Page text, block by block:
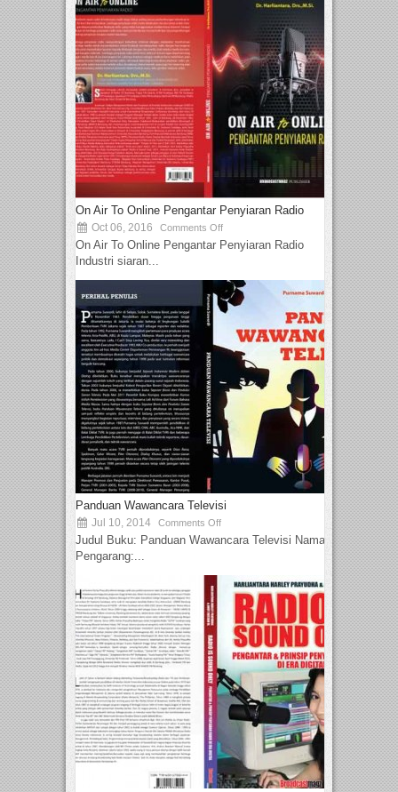
On Air To Online Pengantar Penyiaran Radio
Oct 06, 2016 Comments Off
On Air To Online Pengantar Penyiaran Radio
Industri siaran...
Panduan Wawancara Televisi
Jul 10, 2014 Comments Off
Judul Buku: Panduan Wawancara Televisi Nama
Pengarang:...